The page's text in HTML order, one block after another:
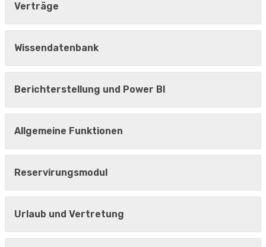
Verträge
Wissendatenbank
Berichterstellung und Power BI
Allgemeine Funktionen
Reservirungsmodul
Urlaub und Vertretung